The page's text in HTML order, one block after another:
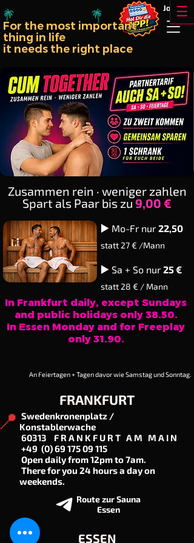
☰
For the most important
thing in life
it needs the right place
Jobs!!
Zusammen rein · weniger zahlen
Spart als Paar bis zu9,00 €
▶️ Mo-Fr nur 22,50
statt 27 € /Mann
▶️ Sa + So nur 25 €
statt 28 € / Mann
In Frankfurt daily, except Sundays
and public holidays only 38.50.
In Essen Monday and for Freeplay
only 31.90.
An Feiertagen + Tagen davor wie Samstag und Sonntag.
FRANKFURT
Swedenkronenplatz /
Konstablerwache
60313 F R A N K F U R T A M M A I N
+49 (0) 69 175 09 115
Open daily from 12pm to 7am.
There for you 24 hours a day on
weekends.
Route zur Sauna
Essen
ESSEN